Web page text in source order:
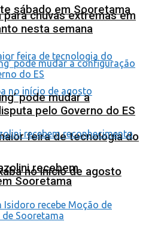
sábado em Sooretama
feira de tecnologia do
no início de agosto
para chuvas extremas em
nesta semana
pode mudar a
pelo Governo do ES
recebem
Sooretama